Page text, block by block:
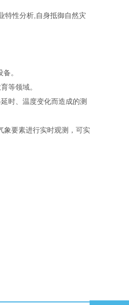
特性分析,自身抵御自然灾
。
等领域。
时、温度变化而造成的测
要素进行实时观测，可实